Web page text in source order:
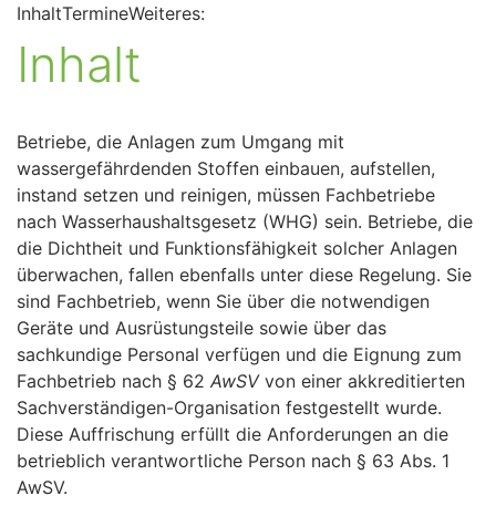
InhaltTermineWeiteres:
Inhalt
Betriebe, die Anlagen zum Umgang mit
wassergefährdenden Stoffen einbauen, aufstellen,
instand setzen und reinigen, müssen Fachbetriebe
nach Wasserhaushaltsgesetz (WHG) sein. Betriebe, die
die Dichtheit und Funktionsfähigkeit solcher Anlagen
überwachen, fallen ebenfalls unter diese Regelung. Sie
sind Fachbetrieb, wenn Sie über die notwendigen
Geräte und Ausrüstungsteile sowie über das
sachkundige Personal verfügen und die Eignung zum
Fachbetrieb nach § 62 AwSV von einer akkreditierten
Sachverständigen-Organisation festgestellt wurde.
Diese Auffrischung erfüllt die Anforderungen an die
betrieblich verantwortliche Person nach § 63 Abs. 1
AwSV.